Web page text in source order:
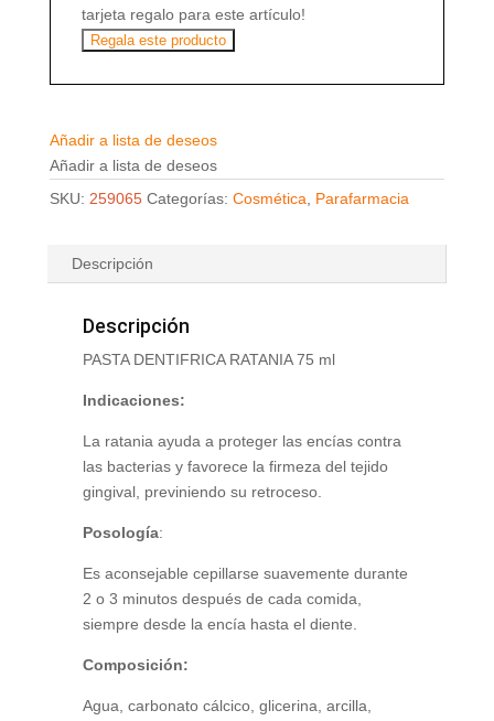
tarjeta regalo para este artículo!
Regala este producto
Añadir a lista de deseos
Añadir a lista de deseos
SKU: 259065 Categorías: Cosmética, Parafarmacia
Descripción
Descripción
PASTA DENTIFRICA RATANIA 75 ml
Indicaciones:
La ratania ayuda a proteger las encías contra
las bacterias y favorece la firmeza del tejido
gingival, previniendo su retroceso.
Posología:
Es aconsejable cepillarse suavemente durante
2 o 3 minutos después de cada comida,
siempre desde la encía hasta el diente.
Composición:
Agua, carbonato cálcico, glicerina, arcilla,